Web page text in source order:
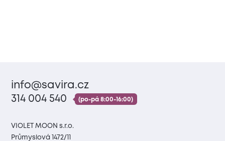
info@savira.cz
314 004 540
(po-pá 8:00-16:00)
VIOLET MOON s.r.o.
Průmyslová 1472/11